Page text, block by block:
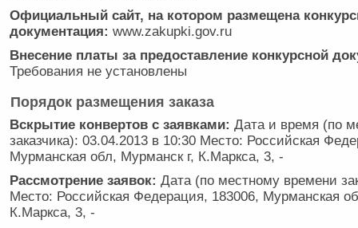
Официальный сайт, на котором размещена
документация: www.zakupki.gov.ru
Внесение платы за предоставление конкурсной
Требования не установлены
Порядок размещения заказа
Вскрытие конвертов с заявками: Дата и время (по
заказчика): 03.04.2013 в 10:30 Место: Российская
Мурманская обл, Мурманск г, К.Маркса, 3, -
Рассмотрение заявок: Дата (по местному времени
Место: Российская Федерация, 183006, Мурманская
К.Маркса, 3, -